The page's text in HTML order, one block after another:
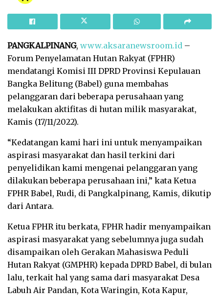
PANGKALPINANG, www.aksaranewsroom.id –
Forum Penyelamatan Hutan Rakyat (FPHR)
mendatangi Komisi III DPRD Provinsi Kepulauan
Bangka Belitung (Babel) guna membahas
pelanggaran dari beberapa perusahaan yang
melakukan aktifitas di hutan milik masyarakat,
Kamis (17/11/2022).
“Kedatangan kami hari ini untuk menyampaikan
aspirasi masyarakat dan hasil terkini dari
penyelidikan kami mengenai pelanggaran yang
dilakukan beberapa perusahaan ini,” kata Ketua
FPHR Babel, Rudi, di Pangkalpinang, Kamis, dikutip
dari Antara.
Ketua FPHR itu berkata, FPHR hadir menyampaikan
aspirasi masyarakat yang sebelumnya juga sudah
disampaikan oleh Gerakan Mahasiswa Peduli
Hutan Rakyat (GMPHR) kepada DPRD Babel, di bulan
lalu, terkait hal yang sama dari masyarakat Desa
Labuh Air Pandan, Kota Waringin, Kota Kapur,